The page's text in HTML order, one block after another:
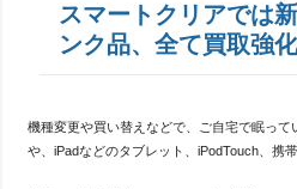
スマートクリアでは
ンク品、全て買取強化
機種変更や買い替えなどで、ご自宅で眠って
や、iPadなどのタブレット、iPodTouch、携